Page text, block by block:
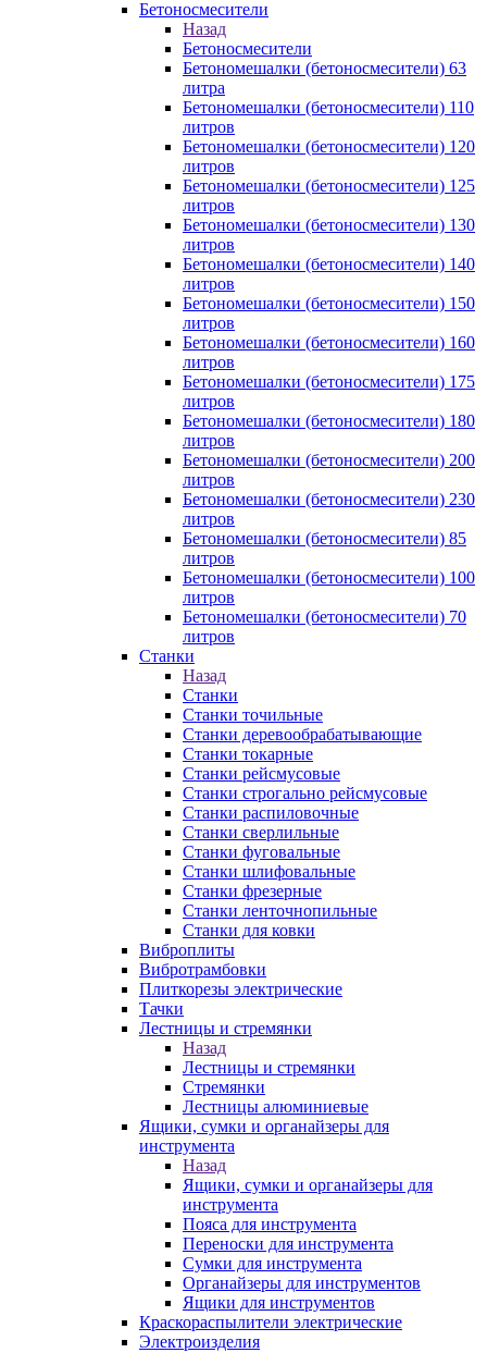
Бетоносмесители
Назад
Бетоносмесители
Бетономешалки (бетоносмесители) 63
литра
Бетономешалки (бетоносмесители) 110
литров
Бетономешалки (бетоносмесители) 120
литров
Бетономешалки (бетоносмесители) 125
литров
Бетономешалки (бетоносмесители) 130
литров
Бетономешалки (бетоносмесители) 140
литров
Бетономешалки (бетоносмесители) 150
литров
Бетономешалки (бетоносмесители) 160
литров
Бетономешалки (бетоносмесители) 175
литров
Бетономешалки (бетоносмесители) 180
литров
Бетономешалки (бетоносмесители) 200
литров
Бетономешалки (бетоносмесители) 230
литров
Бетономешалки (бетоносмесители) 85
литров
Бетономешалки (бетоносмесители) 100
литров
Бетономешалки (бетоносмесители) 70
литров
Станки
Назад
Станки
Станки точильные
Станки деревообрабатывающие
Станки токарные
Станки рейсмусовые
Станки строгально рейсмусовые
Станки распиловочные
Станки сверлильные
Станки фуговальные
Станки шлифовальные
Станки фрезерные
Станки ленточнопильные
Станки для ковки
Виброплиты
Вибротрамбовки
Плиткорезы электрические
Тачки
Лестницы и стремянки
Назад
Лестницы и стремянки
Стремянки
Лестницы алюминиевые
Ящики, сумки и органайзеры для
инструмента
Назад
Ящики, сумки и органайзеры для
инструмента
Пояса для инструмента
Переноски для инструмента
Сумки для инструмента
Органайзеры для инструментов
Ящики для инструментов
Краскораспылители электрические
Электроизделия